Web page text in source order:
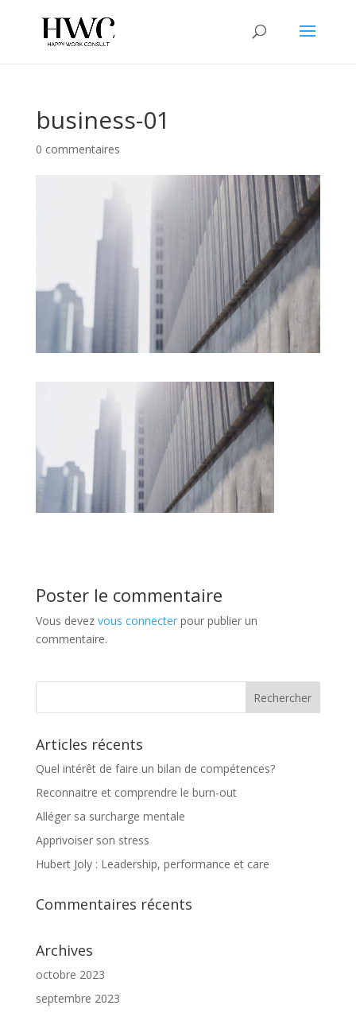
business-01
0 commentaires
Poster le commentaire
Vous devez vous connecterpour publier un
commentaire.
Articles récents
Quel intérêt de faire un bilan de compétences?
Reconnaitre et comprendre le burn-out
Alléger sa surcharge mentale
Apprivoiser son stress
Hubert Joly : Leadership, performance et care
Commentaires récents
Archives
octobre 2023
septembre 2023